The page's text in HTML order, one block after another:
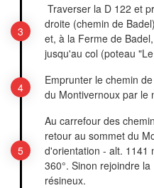
Traverser la D 122 et
droite (chemin de
et, à la Ferme de
jusqu'au col (poteau
Emprunter le chemin
du Montivernoux par le
Au carrefour des
retour au sommet du
d'orientation - alt. 1141
360°. Sinon rejoindre
résineux.